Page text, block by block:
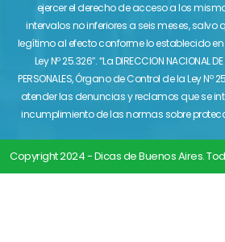
ejercer el derecho de acceso a los
intervalos no inferiores a seis meses, salvo
legítimo al efecto conforme lo establecido en
Ley Nº 25.326″. “La DIRECCION NACIONAL
PERSONALES, Órgano de Control de la Ley Nº
atender las denuncias y reclamos que se
incumplimiento de las normas sobre
Copyright 2024 - Dicas de Buenos Aires.